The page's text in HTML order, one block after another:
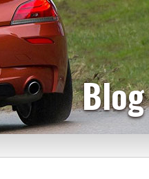
Blog